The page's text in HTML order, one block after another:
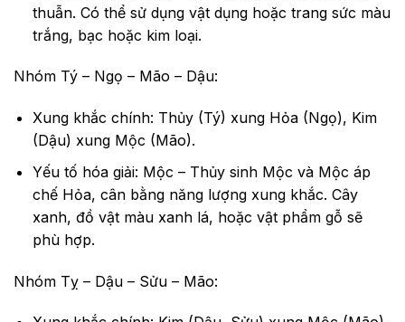
thuẫn. Có thể sử dụng vật dụng hoặc trang sức màu
trắng, bạc hoặc kim loại.
Nhóm Tý – Ngọ – Mão – Dậu:
Xung khắc chính: Thủy (Tý) xung Hỏa (Ngọ), Kim
(Dậu) xung Mộc (Mão).
Yếu tố hóa giải: Mộc – Thủy sinh Mộc và Mộc áp
chế Hỏa, cân bằng năng lượng xung khắc. Cây
xanh, đồ vật màu xanh lá, hoặc vật phẩm gỗ sẽ
phù hợp.
Nhóm Tỵ – Dậu – Sửu – Mão: